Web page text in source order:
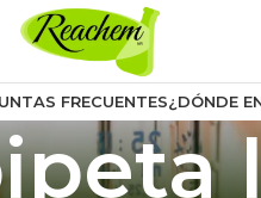
FRECUENTES¿DÓNDE